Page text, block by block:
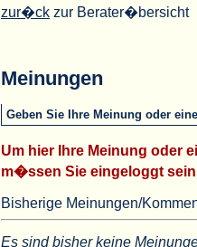
zur�ck zur Berater�bersicht
Meinungen
Geben Sie Ihre Meinung oder
Um hier Ihre Meinung oder
m�ssen Sie eingeloggt
Bisherige Meinungen/
Es sind bisher keine